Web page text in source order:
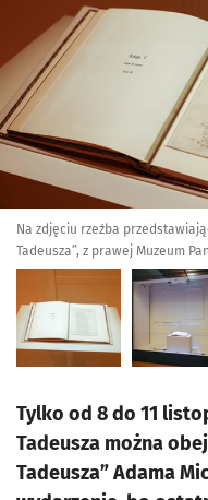
Na zdjęciu rzeźba
Tadeusza”, z prawej Muzeum
Tylko od 8 do 11
Tadeusza można
Tadeusza” Adama